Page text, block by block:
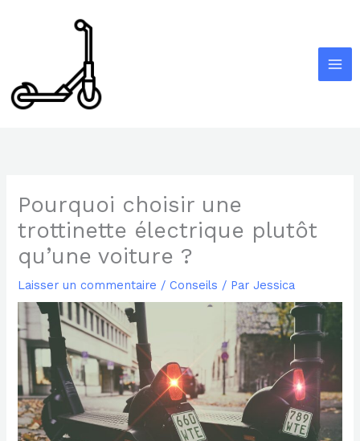
Pourquoi choisir une
trottinette électrique plutôt
qu’une voiture ?
Laisser un commentaire /Conseils / ParJessica